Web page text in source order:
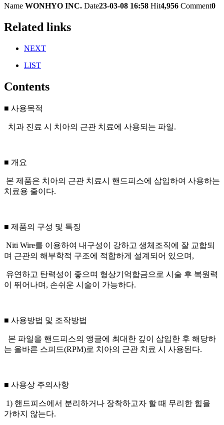
Name WONHYO INC. Date23-03-08 16:58 Hit4,956 Comment0
Related links
NEXT
LIST
Contents
■ 사용목적
치과 진료 시 치아의 근관 치료에 사용되는 파일.
■ 개요
본 제품은 치아의 근관 치료시 핸드피스에 삽입하여 사용하는
치료용 줄이다.
■ 제품의 구성 및 특징
Niti Wire를 이용하여 내구성이 강하고 생체조직에 잘 교합되
며 근관의 해부학적 구조에 적합하게 설계되어 있으며,
유연하고 탄력성이 좋으며 형상기억합금으로 시술 후 복원력
이 뛰어나며, 손쉬운 시술이 가능하다.
■ 사용방법 및 조작방법
본 파일을 핸드피스의 앵글에 최대한 깊이 삽입한 후 해당하
는 올바른 스피드(RPM)로 치아의 근관 치료 시 사용된다.
■ 사용상 주의사항
1) 핸드피스에서 분리하거나 장착하고자 할 때 무리한 힘을
가하지 않는다.